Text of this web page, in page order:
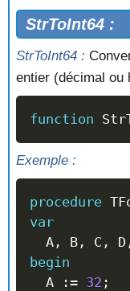
StrToInt64 :
StrToInt64 :
entier (décimal ou
function
Exemple :
procedure
var
  A
, B , C , D
begin
  A
:= 32 ;